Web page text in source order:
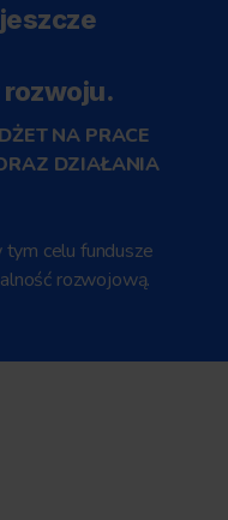
NA PRACE
DZIAŁANIA
celu fundusze
rozwojową.